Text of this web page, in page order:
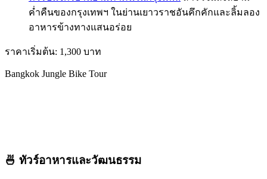
ค่ำคืนของกรุงเทพฯ ในย่านเยาวราชอันคึกคักและลิ้มลอง
อาหารข้างทางแสนอร่อย
ราคาเริ่มต้น: 1,300 บาท
Bangkok Jungle Bike Tour
🍜 ทัวร์อาหารและวัฒนธรรม